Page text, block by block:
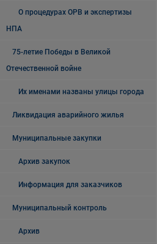
О процедурах ОРВ и экспертизы
НПА
75-летие Победы в Великой
Отечественной войне
Их именами названы улицы города
Ликвидация аварийного жилья
Муниципальные закупки
Архив закупок
Информация для заказчиков
Муниципальный контроль
Архив